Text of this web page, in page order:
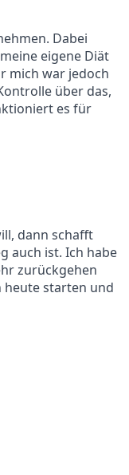
Dabei
eigene Diät
mich war jedoch
über das,
es für
dann schafft
auch ist. Ich habe
zurückgehen
heute starten und